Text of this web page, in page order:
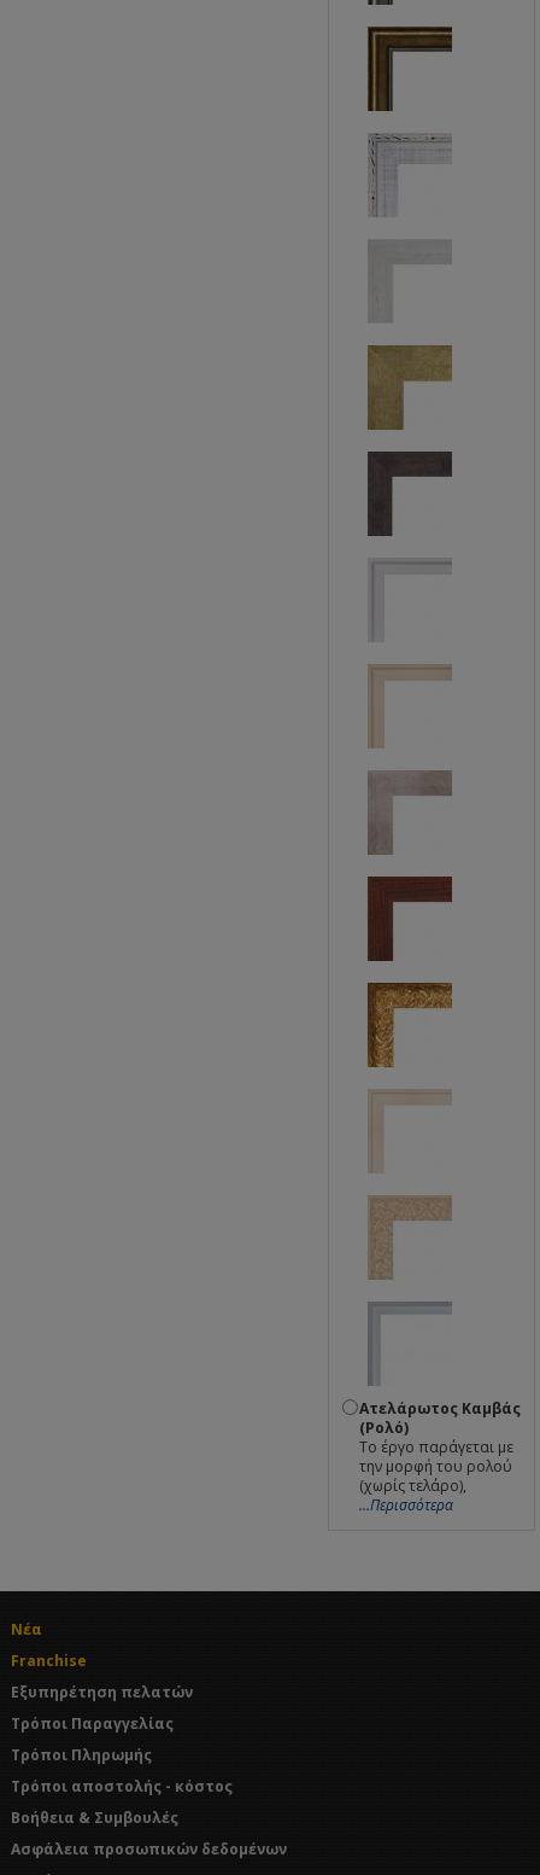
Ατελάρωτος Καμβάς
(Ρολό)
Το έργο παράγεται με
την μορφή του ρολού
(χωρίς τελάρο),
...Περισσότερα
Νέα
Franchise
Εξυπηρέτηση πελατών
Τρόποι Παραγγελίας
Τρόποι Πληρωμής
Τρόποι αποστολής - κόστος
Βοήθεια & Συμβουλές
Ασφάλεια προσωπικών δεδομένων